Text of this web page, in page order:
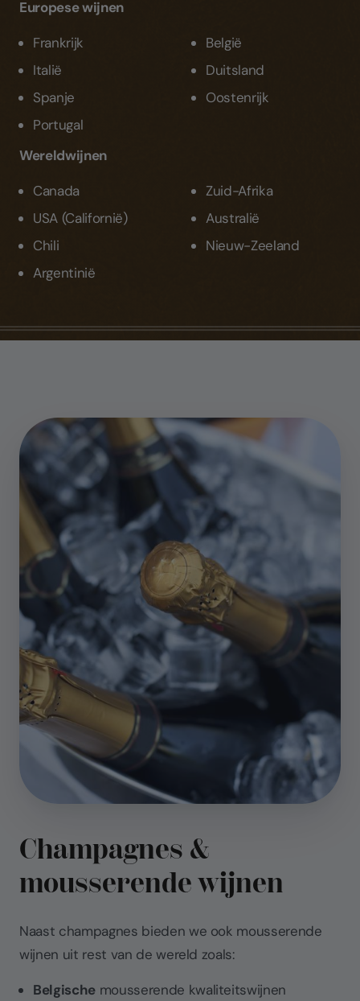
Europese wijnen
Frankrijk
Italië
Spanje
Portugal
België
Duitsland
Oostenrijk
Wereldwijnen
Canada
USA (Californië)
Chili
Argentinië
Zuid-Afrika
Australië
Nieuw-Zeeland
Champagnes &
mousserende wijnen
Naast champagnes bieden we ook mousserende
wijnen uit rest van de wereld zoals:
Belgischemousserende kwaliteitswijnen